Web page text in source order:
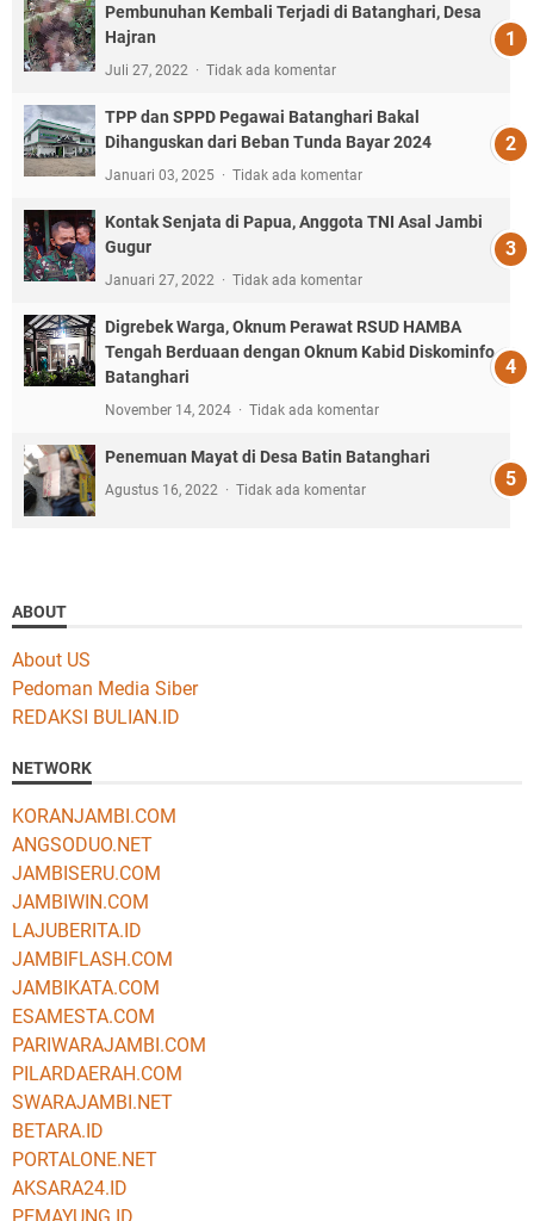
Pembunuhan Kembali Terjadi di Batanghari, Desa
Hajran
Juli 27, 2022 Tidak ada komentar
TPP dan SPPD Pegawai Batanghari Bakal
Dihanguskan dari Beban Tunda Bayar 2024
Januari 03, 2025 Tidak ada komentar
Kontak Senjata di Papua, Anggota TNI Asal Jambi
Gugur
Januari 27, 2022 Tidak ada komentar
Digrebek Warga, Oknum Perawat RSUD HAMBA
Tengah Berduaan dengan Oknum Kabid Diskominfo
Batanghari
November 14, 2024 Tidak ada komentar
Penemuan Mayat di Desa Batin Batanghari
Agustus 16, 2022 Tidak ada komentar
ABOUT
About US
Pedoman Media Siber
REDAKSI BULIAN.ID
NETWORK
KORANJAMBI.COM
ANGSODUO.NET
JAMBISERU.COM
JAMBIWIN.COM
LAJUBERITA.ID
JAMBIFLASH.COM
JAMBIKATA.COM
ESAMESTA.COM
PARIWARAJAMBI.COM
PILARDAERAH.COM
SWARAJAMBI.NET
BETARA.ID
PORTALONE.NET
AKSARA24.ID